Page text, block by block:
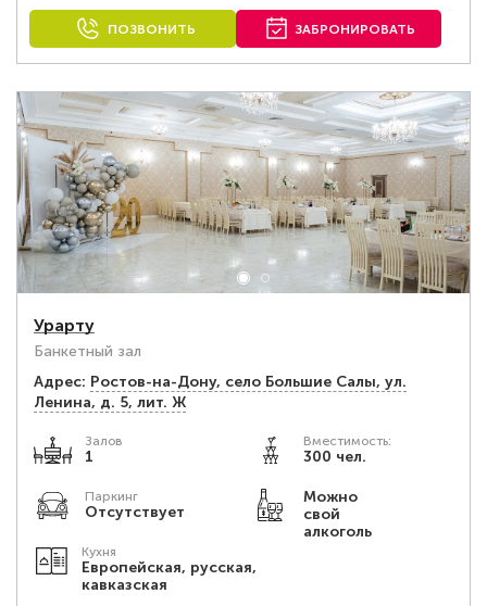
ПОЗВОНИТЬ ЗАБРОНИРОВАТЬ
Урарту
Банкетный зал
Адрес: Ростов-на-Дону, село Большие Салы, ул.
Ленина, д. 5, лит. Ж
Залов
1
Вместимость:
300 чел.
Паркинг
Отсутствует
Можно
свой
алкоголь
Кухня
Европейская, русская,
кавказская